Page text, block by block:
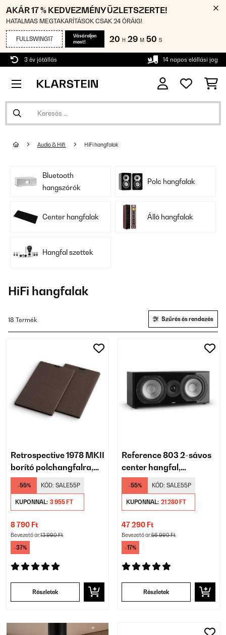
AKÁR 17 % KEDVEZMÉNY ÜZLETSZERTE!
HATALMAS MEGTAKARÍTÁSOK CSAK 24 ÓRÁIG!
FULLSWING17
Vásároljon
most!
20 H 29 M 50 S
3 év jótállás 14 napos elállási jog
Audio & Hifi HiFi hangfalak
Bluetooth
hangszórók
Polc hangfalak
Center hangfalak Álló hangfalak
Hangfal szettek
HiFi hangfalak
18 Termék Szűrés és rendezés
Retrospective 1978 MKII
borító polchangfalra,
pár, fekete-barna
-55% KÓD: SALE55P
KUPONNAL: 3 955 FT
8 790 Ft
Bevezető ár:13 990 Ft
-37%
Részletek
Reference 803 2-sávos
center hangfal,
D’Appolito, fekete
-55% KÓD: SALE55P
KUPONNAL: 21 280 FT
47 290 Ft
Bevezető ár:56 990 Ft
-17%
Részletek